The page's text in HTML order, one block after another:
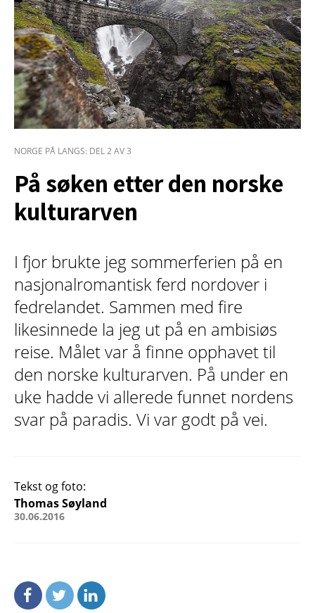
NORGE PÅ LANGS: DEL 2 AV 3
På søken etter den norske
kulturarven
I fjor brukte jeg sommerferien på en
nasjonalromantisk ferd nordover i
fedrelandet. Sammen med fire
likesinnede la jeg ut på en ambisiøs
reise. Målet var å finne opphavet til
den norske kulturarven. På under en
uke hadde vi allerede funnet nordens
svar på paradis. Vi var godt på vei.
Tekst og foto:
Thomas Søyland
30.06.2016